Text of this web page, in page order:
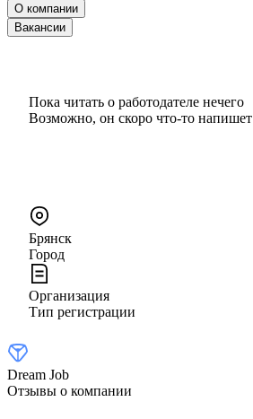
О компании
Вакансии
Пока читать о работодателе нечего
Возможно, он скоро что‑то напишет
Брянск
Город
Организация
Тип регистрации
Dream Job
Отзывы о компании